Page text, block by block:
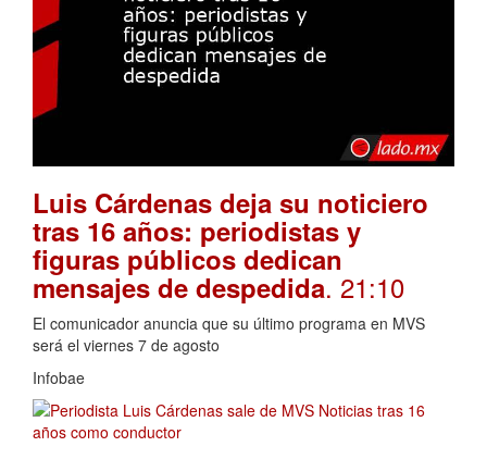
Luis Cárdenas deja su noticiero
tras 16 años: periodistas y
figuras públicos dedican
mensajes de despedida. 21:10
El comunicador anuncia que su último programa en MVS
será el viernes 7 de agosto
Infobae